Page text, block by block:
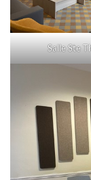
Salle Ste